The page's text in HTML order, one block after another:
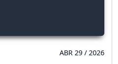
ABR 29 / 2026